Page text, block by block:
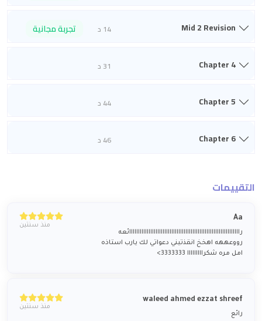
Mid 2 Revision 14 د تجربة مجانية
Chapter 4 31 د
Chapter 5 44 د
Chapter 6 46 د
التقييمات
Aa
رااااااااااااااااااااااااااااااااااااااااااااااااااااااااااااااائعه
رووعههه اهخخ انقذتيني دعواتي لك يارب استاذه
امل مره شكرااااااااا 3333333>
منذ سنتين
waleed ahmed ezzat shreef
رائع
منذ سنتين